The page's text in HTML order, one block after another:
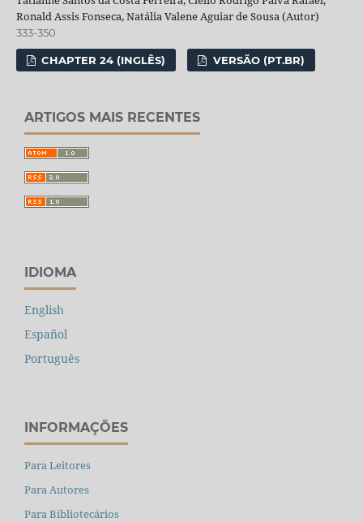
Ronald Assis Fonseca, Natália Valene Aguiar de Sousa (Autor)
333-350
CHAPTER 24 (INGLÊS) VERSÃO (PT.BR)
ARTIGOS MAIS RECENTES
IDIOMA
English
Español
Português
INFORMAÇÕES
Para Leitores
Para Autores
Para Bibliotecários